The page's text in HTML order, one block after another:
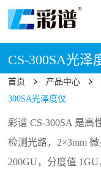
CS-300SA光泽
首页 产品中心
300SA光泽度仪
彩谱 CS-300SA 是高
检测光路，2×3mm
200GU，分度值